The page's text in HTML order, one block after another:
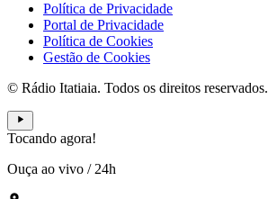
Política de Privacidade
Portal de Privacidade
Política de Cookies
Gestão de Cookies
© Rádio Itatiaia. Todos os direitos reservados.
Tocando agora!
Ouça ao vivo / 24h